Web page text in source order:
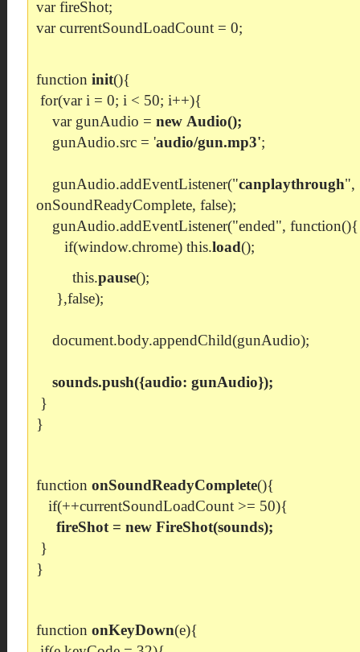
var fireShot;
var currentSoundLoadCount = 0;
function init(){
for(var i = 0; i < 50; i++){
var gunAudio = new Audio();
gunAudio.src = 'audio/gun.mp3';
gunAudio.addEventListener("canplaythrough",
onSoundReadyComplete, false);
gunAudio.addEventListener("ended", function(){
if(window.chrome) this.load();
this.pause();
},false);
document.body.appendChild(gunAudio);
sounds.push({audio: gunAudio});
}
}
function onSoundReadyComplete(){
if(++currentSoundLoadCount >= 50){
fireShot = new FireShot(sounds);
}
}
function onKeyDown(e){